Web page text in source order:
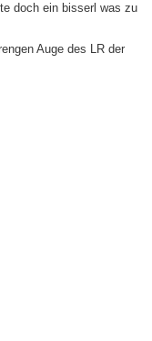
doch ein bisserl was zu
Auge des LR der